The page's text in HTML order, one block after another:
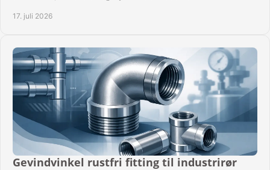
17. juli 2026
Gevindvinkel rustfri fitting til industrirør